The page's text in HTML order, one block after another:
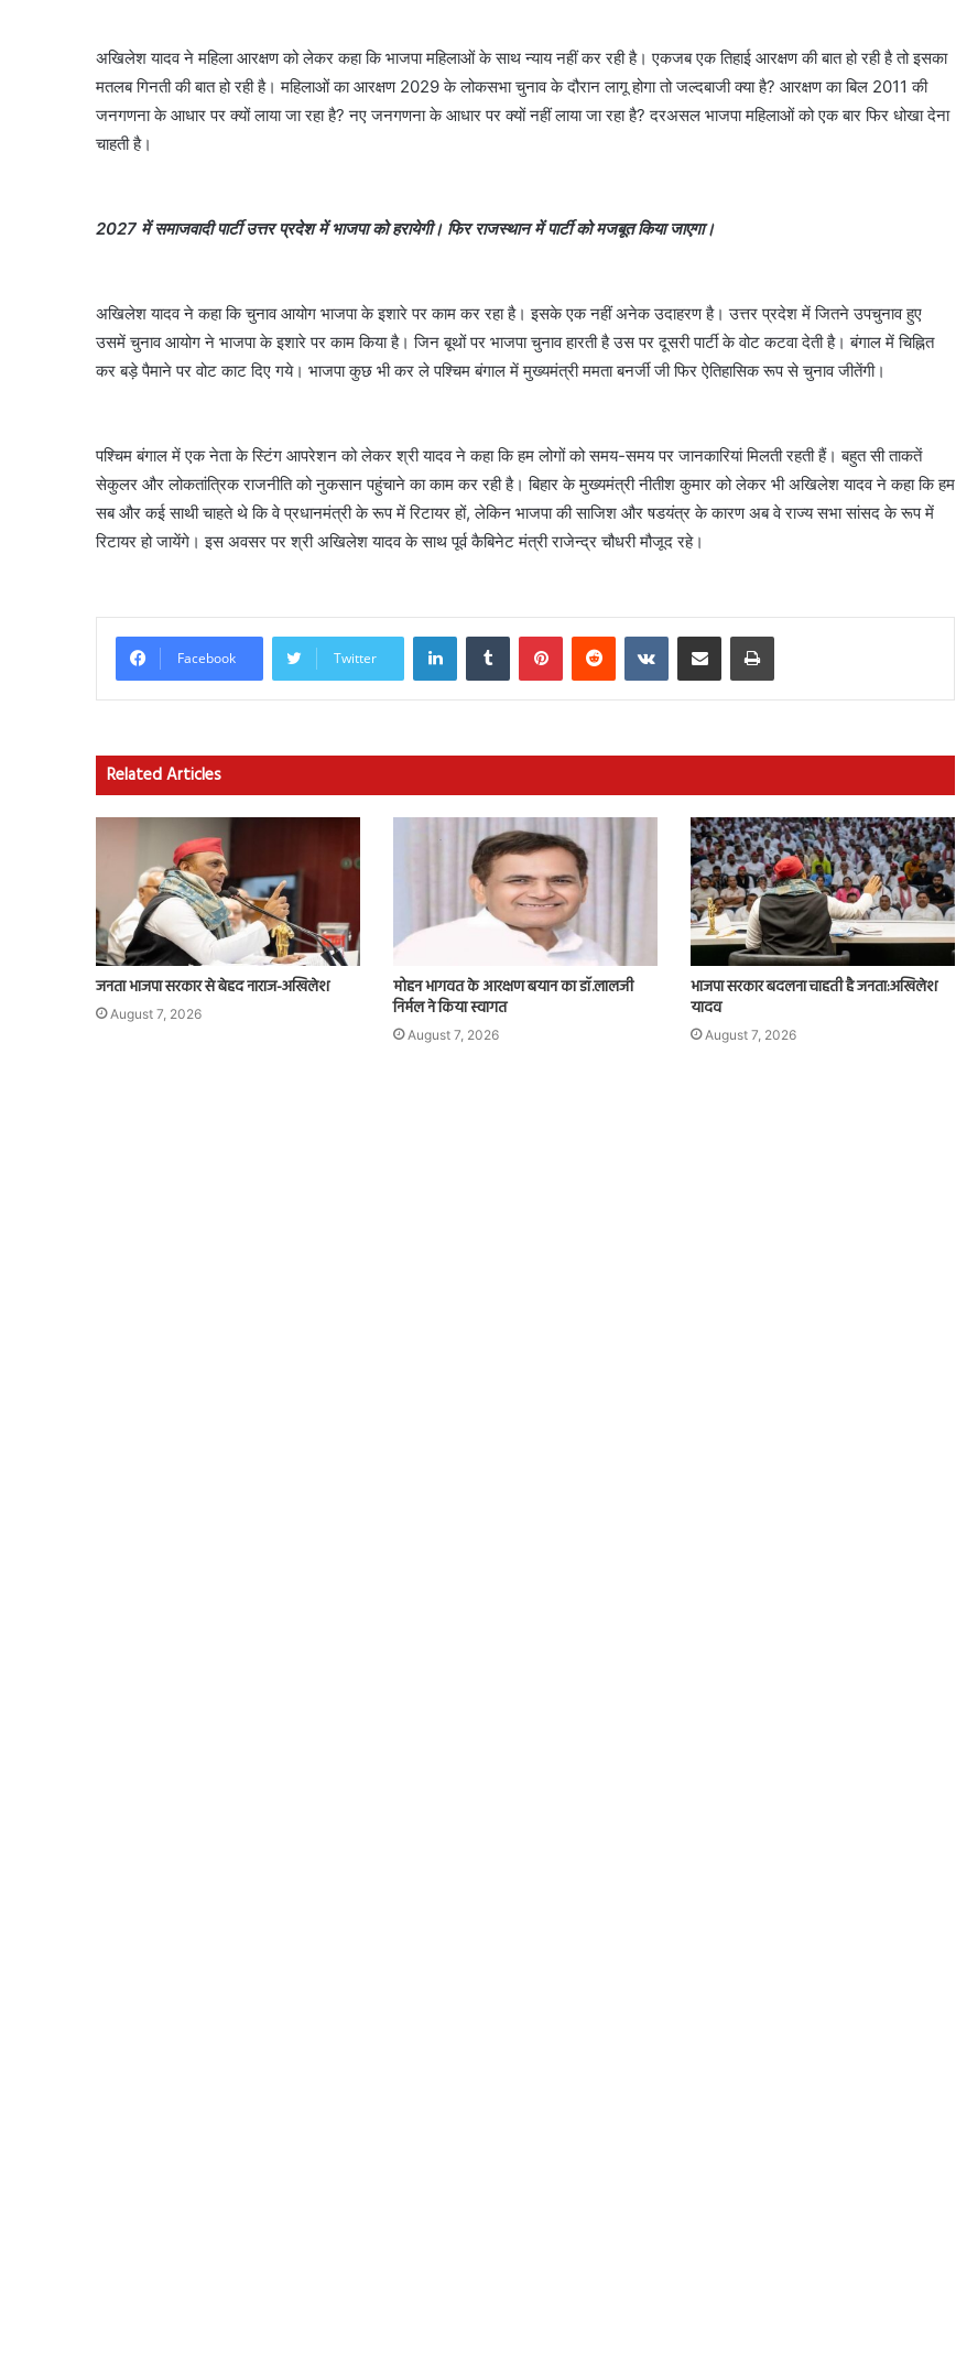
अखिलेश यादव ने महिला आरक्षण को लेकर कहा कि भाजपा महिलाओं के साथ न्याय नहीं कर रही है। एकजब एक तिहाई आरक्षण की बात हो रही है तो इसका
मतलब गिनती की बात हो रही है। महिलाओं का आरक्षण 2029 के लोकसभा चुनाव के दौरान लागू होगा तो जल्दबाजी क्या है? आरक्षण का बिल 2011 की
जनगणना के आधार पर क्यों लाया जा रहा है? नए जनगणना के आधार पर क्यों नहीं लाया जा रहा है? दरअसल भाजपा महिलाओं को एक बार फिर धोखा देना
चाहती है।
2027 में समाजवादी पार्टी उत्तर प्रदेश में भाजपा को हरायेगी। फिर राजस्थान में पार्टी को मजबूत किया जाएगा।
अखिलेश यादव ने कहा कि चुनाव आयोग भाजपा के इशारे पर काम कर रहा है। इसके एक नहीं अनेक उदाहरण है। उत्तर प्रदेश में जितने उपचुनाव हुए
उसमें चुनाव आयोग ने भाजपा के इशारे पर काम किया है। जिन बूथों पर भाजपा चुनाव हारती है उस पर दूसरी पार्टी के वोट कटवा देती है। बंगाल में चिह्नित
कर बड़े पैमाने पर वोट काट दिए गये। भाजपा कुछ भी कर ले पश्चिम बंगाल में मुख्यमंत्री ममता बनर्जी जी फिर ऐतिहासिक रूप से चुनाव जीतेंगी।
पश्चिम बंगाल में एक नेता के स्टिंग आपरेशन को लेकर श्री यादव ने कहा कि हम लोगों को समय-समय पर जानकारियां मिलती रहती हैं। बहुत सी ताकतें
सेकुलर और लोकतांत्रिक राजनीति को नुकसान पहुंचाने का काम कर रही है। बिहार के मुख्यमंत्री नीतीश कुमार को लेकर भी अखिलेश यादव ने कहा कि हम
सब और कई साथी चाहते थे कि वे प्रधानमंत्री के रूप में रिटायर हों, लेकिन भाजपा की साजिश और षडयंत्र के कारण अब वे राज्य सभा सांसद के रूप में
रिटायर हो जायेंगे। इस अवसर पर श्री अखिलेश यादव के साथ पूर्व कैबिनेट मंत्री राजेन्द्र चौधरी मौजूद रहे।
Facebook Twitter
LinkedInTumblr PinterestReddit VKontakteShare via Email Print
Related Articles
जनता भाजपा सरकार से बेहद नाराज-अखिलेश
August 7, 2026
मोहन भागवत के आरक्षण बयान का डॉ.लालजी
निर्मल ने किया स्वागत
August 7, 2026
भाजपा सरकार बदलना चाहती है जनता:अखिलेश
यादव
August 7, 2026